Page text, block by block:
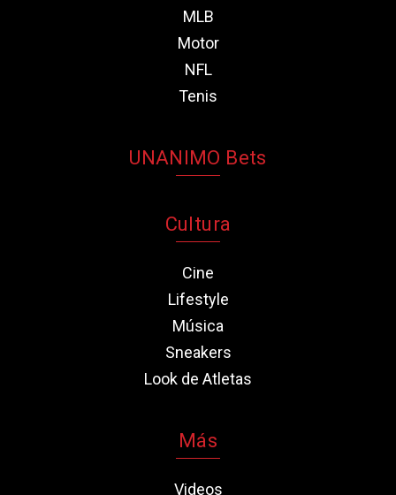
MLB
Motor
NFL
Tenis
UNANIMO Bets
Cultura
Cine
Lifestyle
Música
Sneakers
Look de Atletas
Más
Videos